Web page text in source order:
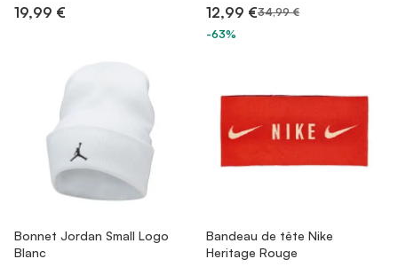
19,99 € 12,99 €34,99 €
-63%
Bonnet Jordan Small Logo
Blanc
Bandeau de tête Nike
Heritage Rouge